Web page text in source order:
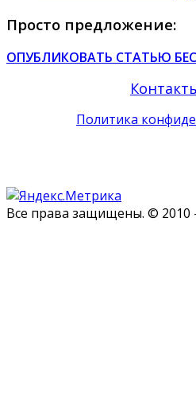
Просто предложение:
ОПУБЛИКОВАТЬ СТАТЬЮ
Политика
Все права защищены. © 2010